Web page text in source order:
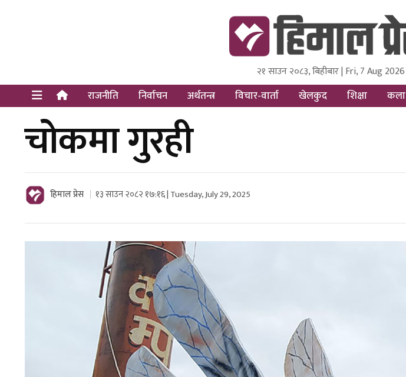
Himal Press
Dot NewsyNepal Media and Research Pvt Ltd.
२१ साउन २०८३, बिहीबार | Fri, 7 Aug 2026
राजनीति निर्वाचन अर्थतन्त्र विचार-वार्ता खेलकुद शिक्षा कला
चोकमा गुरही
हिमाल प्रेस १३ साउन २०८२ १७:१६ | Tuesday, July 29, 2025